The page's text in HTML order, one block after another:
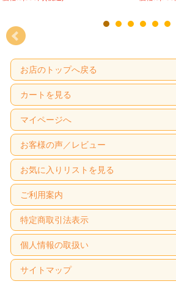
お店のトップへ戻る
カートを見る
マイページへ
お客様の声／レビュー
お気に入りリストを見る
ご利用案内
特定商取引法表示
個人情報の取扱い
サイトマップ